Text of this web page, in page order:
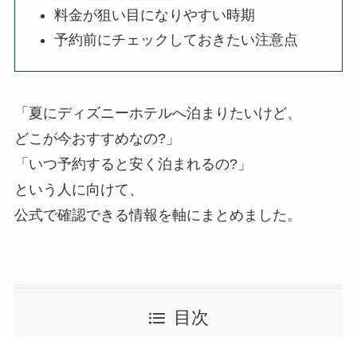
料金が狙い目になりやすい時期
予約前にチェックしておきたい注意点
「夏にディズニーホテルへ泊まりたいけど、
どこが今おすすめなの?」
「いつ予約すると安く泊まれるの?」
という人に向けて、
公式で確認できる情報を軸にまとめました。
目次